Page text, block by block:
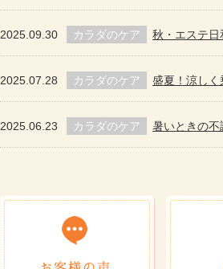
2025.09.30 カラダのケア 秋・エステ日
2025.07.28 カラダのケア 盛夏！涼しく
2025.06.23 カラダのケア 暑いときの不